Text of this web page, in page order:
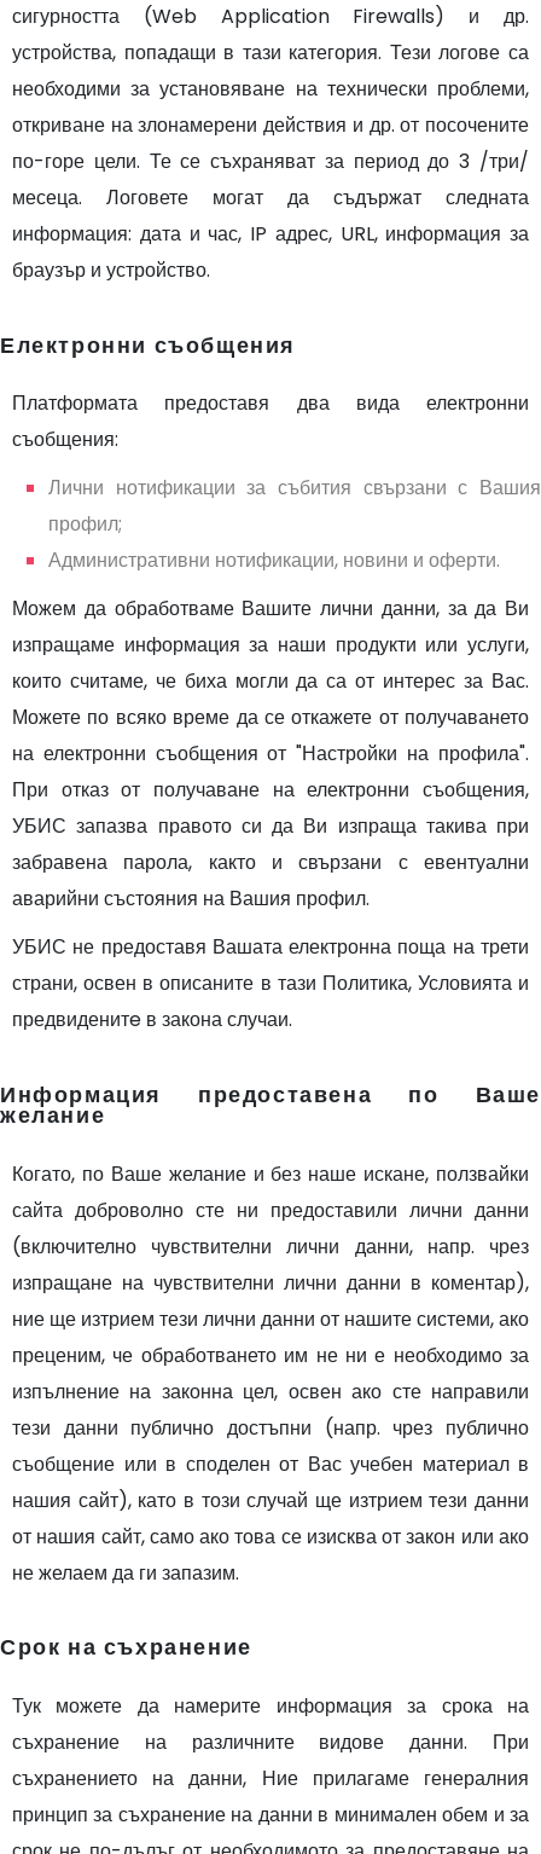
сигурността (Web Application Firewalls) и др.
устройства, попадащи в тази категория. Тези логове са
необходими за установяване на технически проблеми,
откриване на злонамерени действия и др. от посочените
по-горе цели. Те се съхраняват за период до 3 /три/
месеца. Логовете могат да съдържат следната
информация: дата и час, IP адрес, URL, информация за
браузър и устройство.
Електронни съобщения
Платформата предоставя два вида електронни
съобщения:
Лични нотификации за събития свързани с Вашия
профил;
Административни нотификации, новини и оферти.
Можем да обработваме Вашите лични данни, за да Ви
изпращаме информация за наши продукти или услуги,
които считаме, че биха могли да са от интерес за Вас.
Можете по всяко време да се откажете от получаването
на електронни съобщения от "Настройки на профила".
При отказ от получаване на електронни съобщения,
УБИС запазва правото си да Ви изпраща такива при
забравена парола, както и свързани с евентуални
аварийни състояния на Вашия профил.
УБИС не предоставя Вашата електронна поща на трети
страни, освен в описаните в тази Политика, Условията и
предвиденитe в закона случаи.
Информация предоставена по Ваше
желание
Когато, по Ваше желание и без наше искане, ползвайки
сайта доброволно сте ни предоставили лични данни
(включително чувствителни лични данни, напр. чрез
изпращане на чувствителни лични данни в коментар),
ние ще изтрием тези лични данни от нашите системи, ако
преценим, че обработването им не ни е необходимо за
изпълнение на законна цел, освен ако сте направили
тези данни публично достъпни (напр. чрез публично
съобщение или в споделен от Вас учебен материал в
нашия сайт), като в този случай ще изтрием тези данни
от нашия сайт, само ако това се изисква от закон или ако
не желаем да ги запазим.
Срок на съхранение
Тук можете да намерите информация за срока на
съхранение на различните видове данни. При
съхранението на данни, Ние прилагаме генералния
принцип за съхранение на данни в минимален обем и за